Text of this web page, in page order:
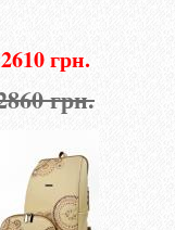
2610 грн.
грн.